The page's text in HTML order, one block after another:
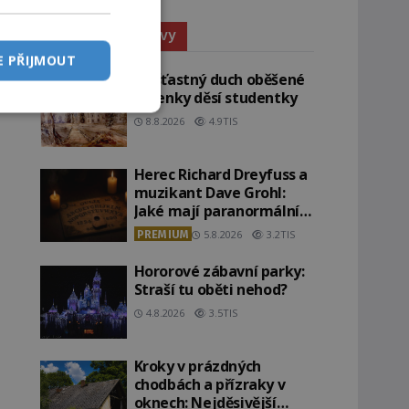
Paranormální jevy
Nešťastný duch oběšené
milenky děsí studentky
8.8.2026 4.9TIS
Herec Richard Dreyfuss a
muzikant Dave Grohl:
Jaké mají paranormální
zážitky?
PREMIUM 5.8.2026 3.2TIS
Hororové zábavní parky:
Straší tu oběti nehod?
4.8.2026 3.5TIS
Kroky v prázdných
chodbách a přízraky v
oknech: Nejděsivější
PŘIJMOUT